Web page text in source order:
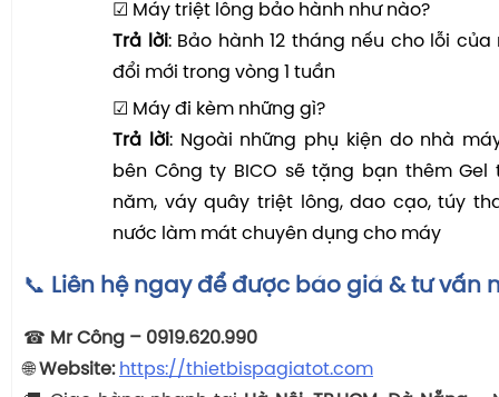
☑ Máy triệt lông bảo hành như nào?
Trả lời: Bảo hành 12 tháng nếu cho lỗi của
đổi mới trong vòng 1 tuần
☑ Máy đi kèm những gì?
Trả lời: Ngoài những phụ kiện do nhà
bên Công ty BICO sẽ tặng bạn thêm Gel
năm, váy quây triệt lông, dao cạo, túy
nước làm mát chuyên dụng cho máy
📞 Liên hệ ngay để được báo giá & tư vấn
☎ Mr Công – 0919.620.990
🌐Website: https://thietbispagiatot.com